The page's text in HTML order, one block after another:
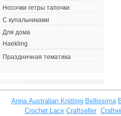
Носочки гетры тапочки
С купальниками
Для дома
Haekling
Праздничная тематика
Anna Australian Knitting Bellissima
Crochet Lace Craftseller